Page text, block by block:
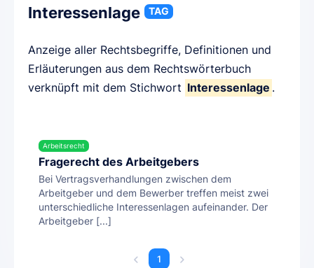
Interessenlage TAG
Anzeige aller Rechtsbegriffe, Definitionen und
Erläuterungen aus dem Rechtswörterbuch
verknüpft mit dem Stichwort Interessenlage .
Arbeitsrecht
Fragerecht des Arbeitgebers
Bei Vertragsverhandlungen zwischen dem
Arbeitgeber und dem Bewerber treffen meist zwei
unterschiedliche Interessenlagen aufeinander. Der
Arbeitgeber [...]
1